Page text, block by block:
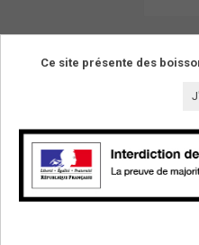
Ce site présente des